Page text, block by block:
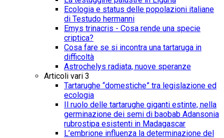
Ecologia e status delle popolazioni italiane
di Testudo hermanni
Emys trinacris - Cosa rende una specie
criptica?
Cosa fare se si incontra una tartaruga in
difficoltà
Astrochelys radiata, nuove speranze
Articoli vari 3
Tartarughe “domestiche” tra legislazione ed
ecologia
Il ruolo delle tartarughe giganti estinte, nella
germinazione dei semi di baobab Adansonia
rubrostipa esistenti in Madagascar
L’embrione influenza la determinazione del